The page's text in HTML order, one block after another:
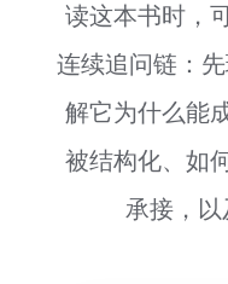
读这本书时，
连续追问链：
解它为什么能
被结构化、如
承接，以